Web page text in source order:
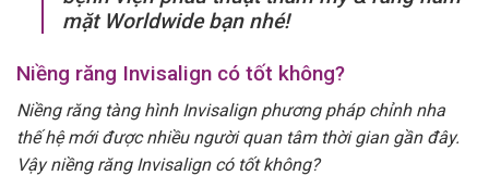
mặt Worldwide bạn nhé!
Niềng răng Invisalign có tốt không?
Niềng răng tàng hình Invisalign phương pháp chỉnh nha
thế hệ mới được nhiều người quan tâm thời gian gần đây.
Vậy niềng răng Invisalign có tốt không?